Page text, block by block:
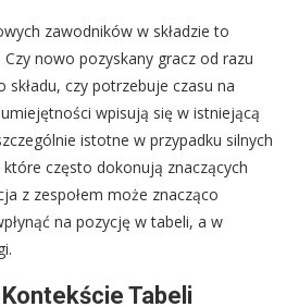
zawodników w składzie to
nowo pozyskany gracz od razu
czy potrzebuje czasu na
wpisują się w istniejącą
istotne w przypadku silnych
często dokonują znaczących
z zespołem może znacząco
na pozycję w tabeli, a w
Tabeli